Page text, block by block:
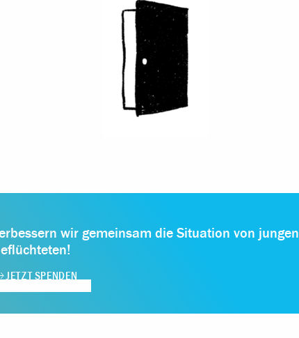
wir gemeinsam die Situation von jungen
JETZT SPENDEN